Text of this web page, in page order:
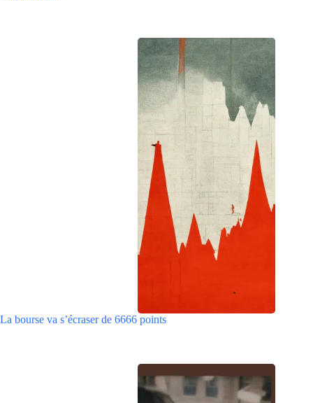
La bourse va s’écraser de 6666 points